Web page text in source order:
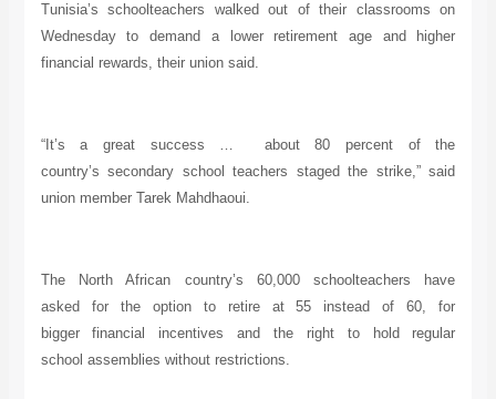
Tunisia’s
schoolteachers walked out of their classrooms on
Wednesday
to demand a lower retirement age and higher
financial rewards, their union said.
“It’s a great success … about 80 percent of the
country’s secondary school teachers staged the strike,” said
union member Tarek Mahdhaoui.
The North African country’s 60,000 schoolteachers have
asked
for the option to retire at 55 instead of 60, for
bigger
financial incentives and the right to hold regular
school assemblies without restrictions.